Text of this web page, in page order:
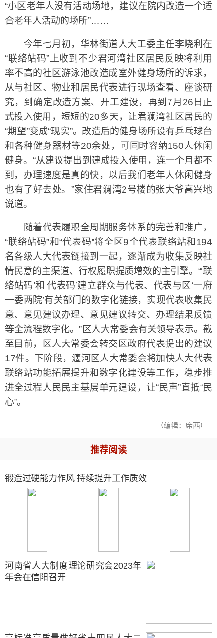
“小区老年人没有活动场地，建议在院内改造一个适
合老年人活动的场所”……
今年七月初，华林街道人大工委主任李晓利在
“联络站码”上收到不少君河湾社区居民反映将利用
率不高的社区游泳池改造成室外健身场所的诉求，
从与社区、物业和居民代表进行现场查看、座谈研
究，到确定改造方案、开工建设，再到7月26日正
式投入使用，短短的20多天，让君澜湾社区居民的
“期望”变成“现实”。改造后的健身场所设有乒乓球台
和各种健身器材等20余处，可同时容纳150人休闲
健身。“从建议提出到建成投入使用，连一个月都不
到，办理速度是真的快，以后我们老年人休闲健身
也有了好去处。”家住君澜湾2号楼的张大爷高兴地
说道。
随着代表履职全周期服务体系的完善和推广，
“联络站码”和“代表码”将全区9个代表联络站和194
名各级人大代表链接到一起，逐渐成为收集反映社
情民意的主渠道、行权履职提质增效的主引擎。“‘联
络站码’和‘代表码’建立群众与代表、代表与区‘一府
一委两院’有关部门的数字化链接，实现代表收集民
意、意见建议办理、意见建议转交、办理结果反馈
等全流程数字化。”区人大常委会有关领导表示。截
至目前，区人大常委会转交区政府代表提出的建议
17件。下阶段，瀍河区人大常委会将加快人大代表
联络站功能拓展提升和数字化建设等工作，稳步推
进全过程人民民主基层单元建设，让“民声”直抵“民
心”。
（编辑：席茜）
推荐阅读
锻造过硬能力作风 持续提升工作质效
河南省人大制度理论研究会2023年
年会在信阳召开